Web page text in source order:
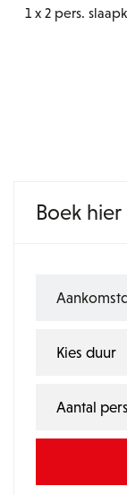
1 x 2 pers.
Boek
Kies duur
Aantal